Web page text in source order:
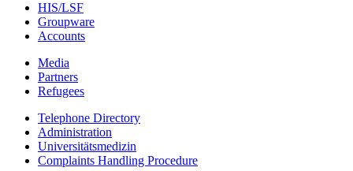
HIS/LSF
Groupware
Accounts
Media
Partners
Refugees
Telephone Directory
Administration
Universitätsmedizin
Complaints Handling Procedure